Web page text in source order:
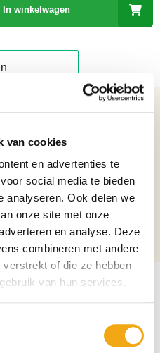
van cookies
en advertenties te
social media te bieden
analyseren. Ook delen we
onze site met onze
en analyse. Deze
combineren met andere
of die ze hebben
van hun services.
In winkelwagen
- Lengte 40,2 cm
Beelden vanaf 36 t/m 60 cm